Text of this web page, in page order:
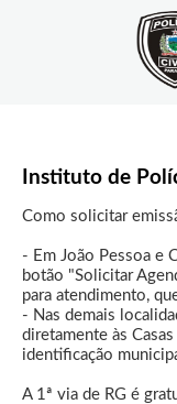
Instituto de
Como solicitar
- Em João Pessoa e
botão "Solicitar
para atendimento,
- Nas demais
diretamente às
identificação
A 1ª via de RG é